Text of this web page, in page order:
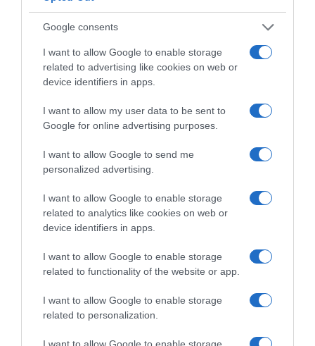
Google consents
I want to allow Google to enable storage
related to advertising like cookies on web or
device identifiers in apps.
I want to allow my user data to be sent to
Google for online advertising purposes.
I want to allow Google to send me
personalized advertising.
I want to allow Google to enable storage
related to analytics like cookies on web or
device identifiers in apps.
I want to allow Google to enable storage
related to functionality of the website or app.
I want to allow Google to enable storage
related to personalization.
I want to allow Google to enable storage
«Έλεγες τώρα μας βομβαρδίζουν»
01.03.2026 - 18:36
LIFESTYLE
Big Brother: Αποχώρησε οικειοθελώς η
Στυλιάνα – H συγκινητική έκπληξη του Φειδία